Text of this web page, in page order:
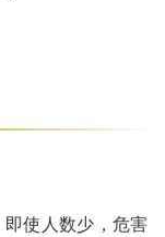
使人数少，危害